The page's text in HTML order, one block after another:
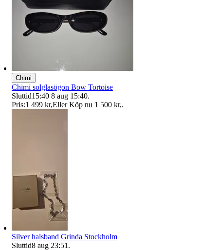
Chimi
Chimi solglasögon Bow Tortoise
Sluttid15:40 8 aug 15:40.
Pris:1 499 kr,Eller Köp nu 1 500 kr,.
Silver halsband Grinda Stockholm
Sluttid8 aug 23:51 .